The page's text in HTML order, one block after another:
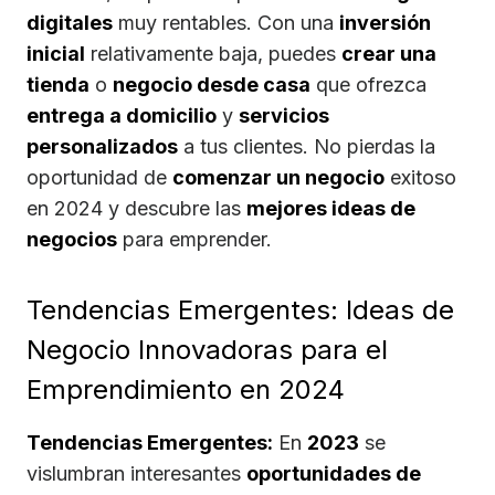
digitales muy rentables. Con una inversión
inicial relativamente baja, puedes crear una
tienda o negocio desde casa que ofrezca
entrega a domicilio y servicios
personalizados a tus clientes. No pierdas la
oportunidad de comenzar un negocio exitoso
en 2024 y descubre las mejores ideas de
negocios para emprender.
Tendencias Emergentes: Ideas de
Negocio Innovadoras para el
Emprendimiento en 2024
Tendencias Emergentes: En 2023 se
vislumbran interesantes oportunidades de